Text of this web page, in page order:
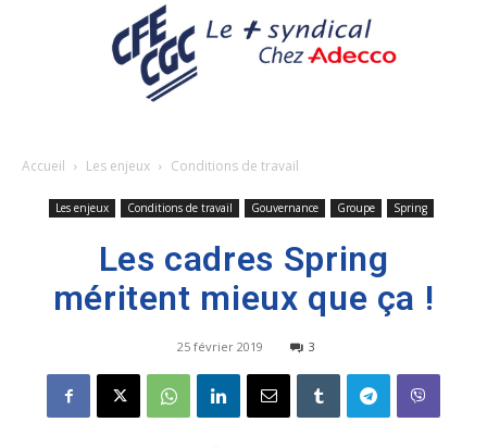
Accueil Les enjeux Conditions de travail
Les enjeux Conditions de travail Gouvernance Groupe Spring
Les cadres Spring
méritent mieux que ça !
25 février 2019 3